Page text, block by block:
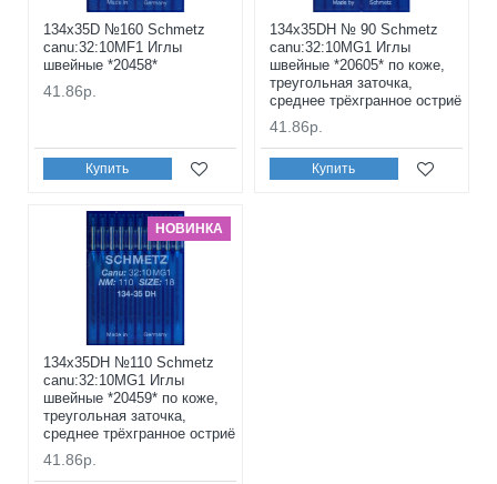
134x35D №160 Schmetz
canu:32:10MF1 Иглы
швейные *20458*
41.86р.
Купить
134x35DH № 90 Schmetz
canu:32:10MG1 Иглы
швейные *20605* по коже,
треугольная заточка,
среднее трёхгранное остриё
41.86р.
Купить
НОВИНКА
134x35DH №110 Schmetz
canu:32:10MG1 Иглы
швейные *20459* по коже,
треугольная заточка,
среднее трёхгранное остриё
41.86р.